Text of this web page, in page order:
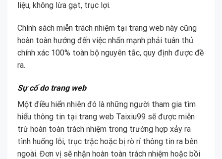
liệu, không lừa gạt, trục lợi.
Chính sách miễn trách nhiệm tại trang web này cũng
hoàn toàn hướng đến việc nhấn mạnh phải tuân thủ
chính xác 100% toàn bộ nguyên tắc, quy định được đề
ra.
Sự cố do trang web
Một điều hiển nhiên đó là những người tham gia tìm
hiểu thông tin tại trang web Taixiu99 sẽ được miễn
trừ hoàn toàn trách nhiệm trong trường hợp xảy ra
tình huống lỗi, trục trặc hoặc bị rò rỉ thông tin ra bên
ngoài. Đơn vị sẽ nhận hoàn toàn trách nhiệm hoặc bồi